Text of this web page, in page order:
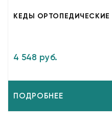
КЕДЫ ОРТОПЕДИЧЕСКИЕ
4 548 руб.
ПОДРОБНЕЕ